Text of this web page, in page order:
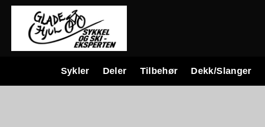
Skip
Sykler Deler Tilbehør Dekk/Slanger